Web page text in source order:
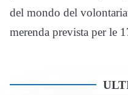
del mondo del
merenda prevista per le